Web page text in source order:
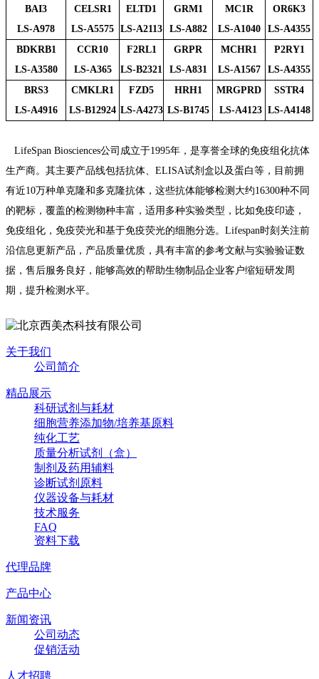
BAI3
LS-A978
CELSR1
LS-A5575
ELTD1
LS-A2113
GRM1
LS-A882
MC1R
LS-A1040
OR6K3
LS-A4355
BDKRB1
LS-A3580
CCR10
LS-A365
F2RL1
LS-B2321
GRPR
LS-A831
MCHR1
LS-A1567
P2RY1
LS-A4355
BRS3
LS-A4916
CMKLR1
LS-B12924
FZD5
LS-A4273
HRH1
LS-B1745
MRGPRD
LS-A4123
SSTR4
LS-A4148
LifeSpan Biosciences公司成立于1995年，是享誉全球的免疫组化抗体
生产商。其主要产品线包括抗体、ELISA试剂盒以及蛋白等，目前拥
有近10万种单克隆和多克隆抗体，这些抗体能够检测大约16300种不同
的靶标，覆盖的检测物种丰富，适用多种实验类型，比如免疫印迹，
免疫组化，免疫荧光和基于免疫荧光的细胞分选。Lifespan时刻关注前
沿信息更新产品，产品质量优质，具有丰富的参考文献与实验验证数
据，售后服务良好，能够高效的帮助生物制品企业客户缩短研发周
期，提升检测水平。
关于我们
公司简介
精品展示
科研试剂与耗材
细胞营养添加物/培养基原料
纯化工艺
质量分析试剂（盒）
制剂及药用辅料
诊断试剂原料
仪器设备与耗材
技术服务
FAQ
资料下载
代理品牌
产品中心
新闻资讯
公司动态
促销活动
人才招聘